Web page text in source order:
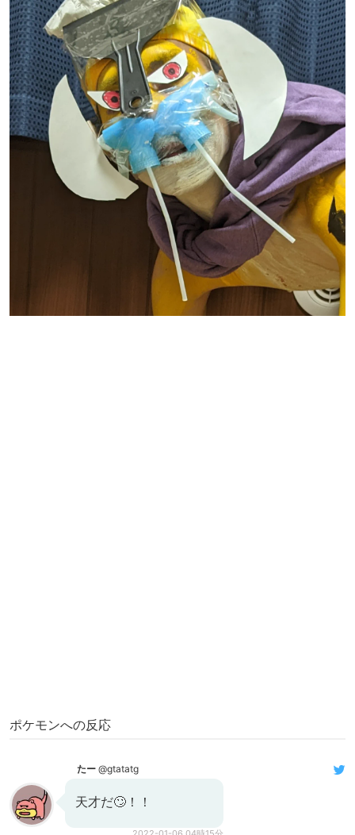
ポケモンへの反応
たー @gtatatg
天才だ🙄！！